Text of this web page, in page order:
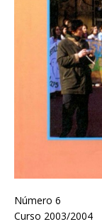
Número 6
Curso 2003/2004